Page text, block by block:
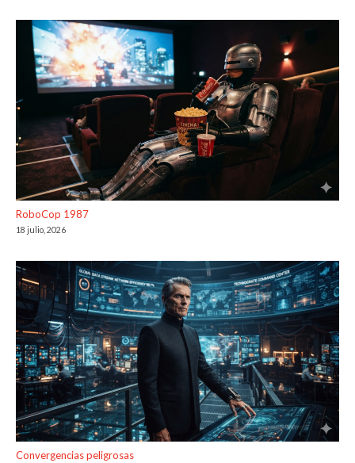
RoboCop 1987
18 julio, 2026
Convergencias peligrosas